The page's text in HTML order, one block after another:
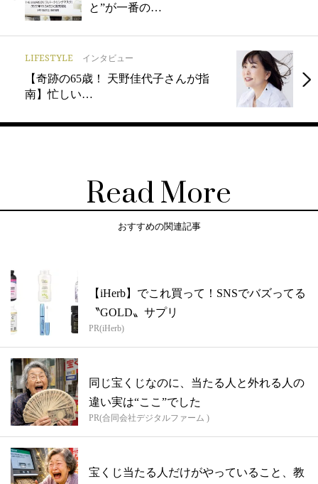
と”が一番の…
LIFESTYLE インタビュー
【奇跡の65歳！ 天野佳代子さんが指
南】忙しい…
Read More
おすすめの関連記事
【iHerb】でこれ買って！SNSでバズってる
〝GOLD〟サプリ
PR(iHerb)
同じ宝くじなのに、当たる人と外れる人の
違い実は“ここ”でした
PR(合同会社デジタルファーム )
宝くじ当たる人だけがやっていること、教